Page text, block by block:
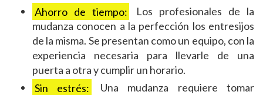
Ahorro de tiempo:
Los profesionales de la
mudanza conocen a la perfección los entresijos
de la misma. Se presentan como un equipo, con la
experiencia necesaria para llevarle de una
puerta a otra y cumplir un horario.
Sin estrés:
Una mudanza requiere tomar